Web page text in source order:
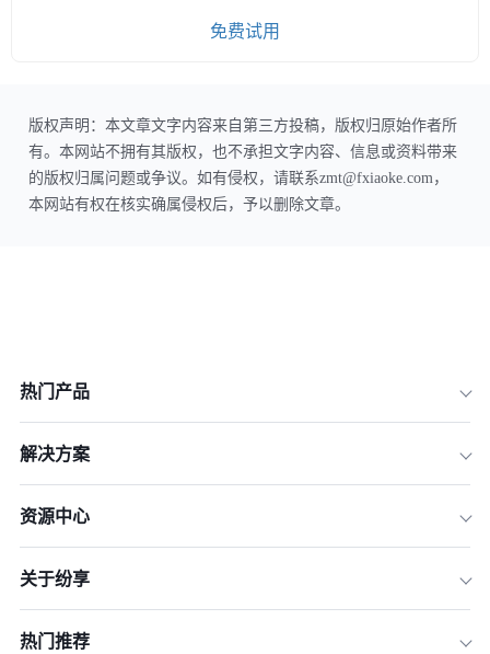
免费试用
版权声明：本文章文字内容来自第三方投稿，版权归原始作者所
有。本网站不拥有其版权，也不承担文字内容、信息或资料带来
的版权归属问题或争议。如有侵权，请联系zmt@fxiaoke.com，
本网站有权在核实确属侵权后，予以删除文章。
热门产品
解决方案
资源中心
关于纷享
热门推荐